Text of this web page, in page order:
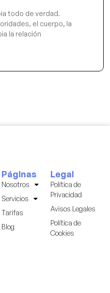
todo de verdad.
el cuerpo, la
la relación
Legal
Política de
Privacidad
Avisos Legales
Política de
Cookies
Páginas
Nosotros
Servicios
Tarifas
Blog